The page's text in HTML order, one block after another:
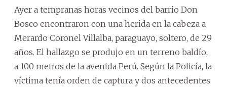
Ayer a tempranas horas vecinos del barrio Don
Bosco encontraron con una herida en la cabeza a
Merardo Coronel Villalba, paraguayo, soltero, de 29
años. El hallazgo se produjo en un terreno baldío,
a 100 metros de la avenida Perú. Según la Policía, la
víctima tenía orden de captura y dos antecedentes